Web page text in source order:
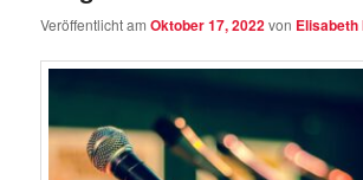
Veröffentlicht amOktober 17, 2022von Elisabeth